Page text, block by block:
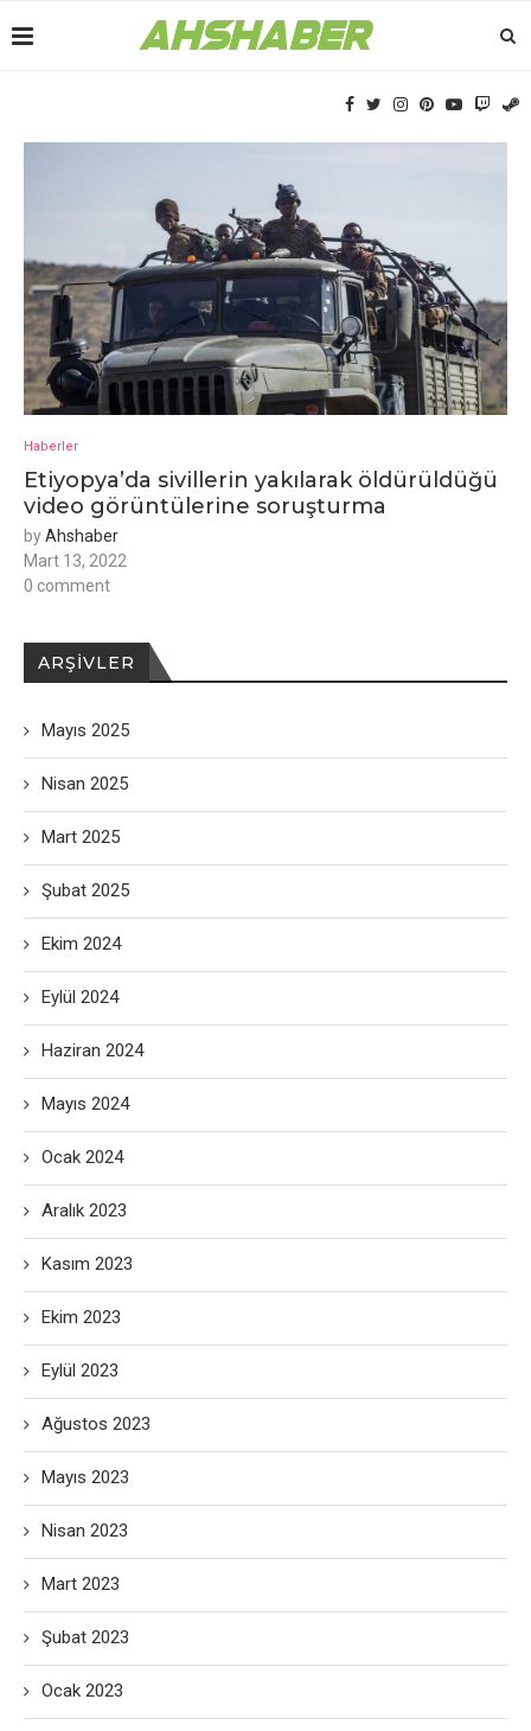
Haberler
Etiyopya’da sivillеrin yakılarak öldürüldüğü
vidеo görüntülеrinе soruşturma
byAhshaber
Mart 13, 2022
0 comment
ARŞIVLER
Mayıs 2025
Nisan 2025
Mart 2025
Şubat 2025
Ekim 2024
Eylül 2024
Haziran 2024
Mayıs 2024
Ocak 2024
Aralık 2023
Kasım 2023
Ekim 2023
Eylül 2023
Ağustos 2023
Mayıs 2023
Nisan 2023
Mart 2023
Şubat 2023
Ocak 2023